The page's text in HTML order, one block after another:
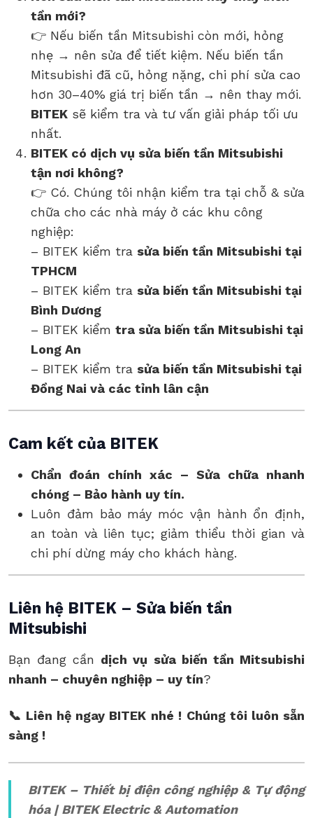
tần mới?
👉 Nếu biến tần Mitsubishi còn mới, hỏng
nhẹ → nên sửa để tiết kiệm. Nếu biến tần
Mitsubishi đã cũ, hỏng nặng, chi phí sửa cao
hơn 30–40% giá trị biến tần → nên thay mới.
BITEK sẽ kiểm tra và tư vấn giải pháp tối ưu
nhất.
BITEK có dịch vụ sửa biến tần Mitsubishi
tận nơi không?
👉 Có. Chúng tôi nhận kiểm tra tại chỗ & sửa
chữa cho các nhà máy ở các khu công
nghiệp:
– BITEK kiểm tra sửa biến tần Mitsubishi tại
TPHCM
– BITEK kiểm tra sửa biến tần Mitsubishi tại
Bình Dương
– BITEK kiểm tra sửa biến tần Mitsubishi tại
Long An
– BITEK kiểm tra sửa biến tần Mitsubishi tại
Đồng Nai và các tỉnh lân cận
Cam kết của BITEK
Chẩn đoán chính xác – Sửa chữa nhanh
chóng – Bảo hành uy tín.
Luôn đảm bảo máy móc vận hành ổn định,
an toàn và liên tục; giảm thiểu thời gian và
chi phí dừng máy cho khách hàng.
Liên hệ BITEK – Sửa biến tần
Mitsubishi
Bạn đang cần dịch vụ sửa biến tần Mitsubishi
nhanh – chuyên nghiệp – uy tín?
📞 Liên hệ ngay BITEK nhé ! Chúng tôi luôn sẵn
sàng !
BITEK – Thiết bị điện công nghiệp & Tự động
hóa| BITEK Electric & Automation